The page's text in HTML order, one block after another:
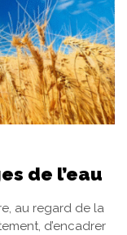
de l’eau
au regard de la
d’encadrer